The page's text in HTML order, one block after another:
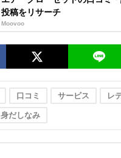
投稿をリサーチ
Moovoo
口コミ サービス レ
身だしなみ